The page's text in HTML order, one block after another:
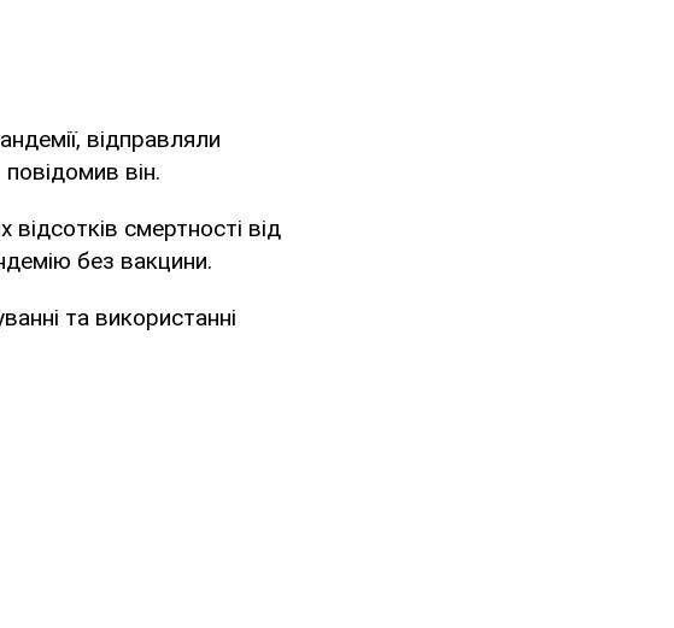
відправляли
він.
смертності від
без вакцини.
та використанні